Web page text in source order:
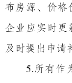
布房源、价格
企业应实时更
及时提出申请
5.所有作